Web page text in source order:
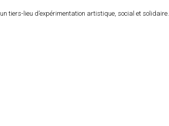
tiers-lieu d’expérimentation artistique, social et solidaire.